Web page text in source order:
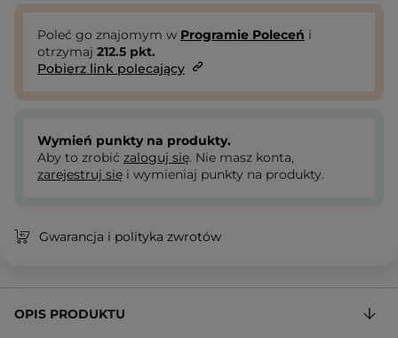
Poleć go znajomym w Programie Poleceń i
otrzymaj 212.5 pkt.
Pobierz link polecający
Wymień punkty na produkty.
Aby to zrobić zaloguj się. Nie masz konta,
zarejestruj się i wymieniaj punkty na produkty.
Gwarancja i polityka zwrotów
OPIS PRODUKTU